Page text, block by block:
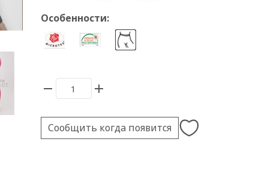
Особенности:
Сообщить когда появится